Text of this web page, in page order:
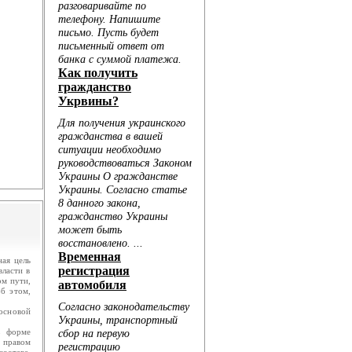
цель
в
пути,
этом,
форме
правом